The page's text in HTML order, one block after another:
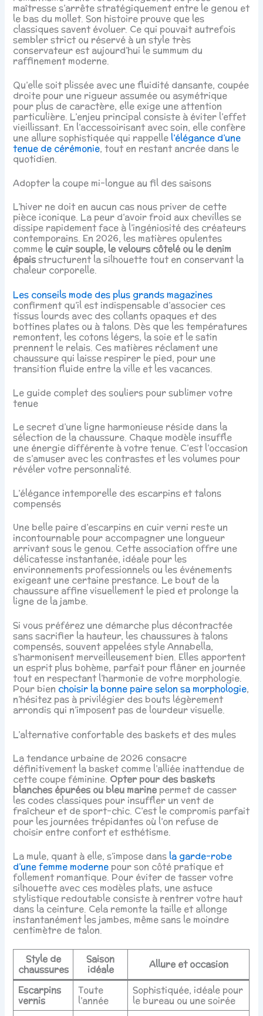
maîtresse s’arrête stratégiquement entre le genou et
le bas du mollet. Son histoire prouve que les
classiques savent évoluer. Ce qui pouvait autrefois
sembler strict ou réservé à un style très
conservateur est aujourd’hui le summum du
raffinement moderne.
Qu’elle soit plissée avec une fluidité dansante, coupée
droite pour une rigueur assumée ou asymétrique
pour plus de caractère, elle exige une attention
particulière. L’enjeu principal consiste à éviter l’effet
vieillissant. En l’accessoirisant avec soin, elle confère
une allure sophistiquée qui rappelle l’élégance d’une
tenue de cérémonie, tout en restant ancrée dans le
quotidien.
Adopter la coupe mi-longue au fil des saisons
L’hiver ne doit en aucun cas nous priver de cette
pièce iconique. La peur d’avoir froid aux chevilles se
dissipe rapidement face à l’ingéniosité des créateurs
contemporains. En 2026, les matières opulentes
comme le cuir souple, le velours côtelé ou le denim
épaisstructurent la silhouette tout en conservant la
chaleur corporelle.
Les conseils mode des plus grands magazines
confirment qu’il est indispensable d’associer ces
tissus lourds avec des collants opaques et des
bottines plates ou à talons. Dès que les températures
remontent, les cotons légers, la soie et le satin
prennent le relais. Ces matières réclament une
chaussure qui laisse respirer le pied, pour une
transition fluide entre la ville et les vacances.
Le guide complet des souliers pour sublimer votre
tenue
Le secret d’une ligne harmonieuse réside dans la
sélection de la chaussure. Chaque modèle insuffle
une énergie différente à votre tenue. C’est l’occasion
de s’amuser avec les contrastes et les volumes pour
révéler votre personnalité.
L’élégance intemporelle des escarpins et talons
compensés
Une belle paire d’escarpins en cuir verni reste un
incontournable pour accompagner une longueur
arrivant sous le genou. Cette association offre une
délicatesse instantanée, idéale pour les
environnements professionnels ou les événements
exigeant une certaine prestance. Le bout de la
chaussure affine visuellement le pied et prolonge la
ligne de la jambe.
Si vous préférez une démarche plus décontractée
sans sacrifier la hauteur, les chaussures à talons
compensés, souvent appelées style Annabella,
s’harmonisent merveilleusement bien. Elles apportent
un esprit plus bohème, parfait pour flâner en journée
tout en respectant l’harmonie de votre morphologie.
Pour bien choisir la bonne paire selon sa morphologie,
n’hésitez pas à privilégier des bouts légèrement
arrondis qui n’imposent pas de lourdeur visuelle.
L’alternative confortable des baskets et des mules
La tendance urbaine de 2026 consacre
définitivement la basket comme l’alliée inattendue de
cette coupe féminine. Opter pour des baskets
blanches épurées ou bleu marinepermet de casser
les codes classiques pour insuffler un vent de
fraîcheur et de sport-chic. C’est le compromis parfait
pour les journées trépidantes où l’on refuse de
choisir entre confort et esthétisme.
La mule, quant à elle, s’impose dans la garde-robe
d’une femme moderne pour son côté pratique et
follement romantique. Pour éviter de tasser votre
silhouette avec ces modèles plats, une astuce
stylistique redoutable consiste à rentrer votre haut
dans la ceinture. Cela remonte la taille et allonge
instantanément les jambes, même sans le moindre
centimètre de talon.
Style de
chaussures
Saison
idéale
Allure et occasion
Escarpins
vernis
Toute
l’année
Sophistiquée, idéale pour
le bureau ou une soirée